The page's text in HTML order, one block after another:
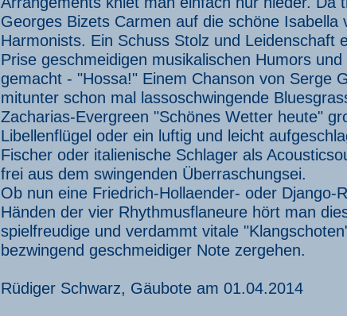
Georges Bizets Carmen auf die schöne Isabella
Harmonists. Ein Schuss Stolz und Leidenschaft
Prise geschmeidigen musikalischen Humors
gemacht - "Hossa!" Einem Chanson von Serge
mitunter schon mal lassoschwingende
Zacharias-Evergreen "Schönes Wetter heute"
Libellenflügel oder ein luftig und leicht
Fischer oder italienische Schlager als
frei aus dem swingenden Überraschungsei.
Ob nun eine Friedrich-Hollaender- oder Django-
Händen der vier Rhythmusflaneure hört man
spielfreudige und verdammt vitale
bezwingend geschmeidiger Note zergehen.
Rüdiger Schwarz, Gäubote am 01.04.2014